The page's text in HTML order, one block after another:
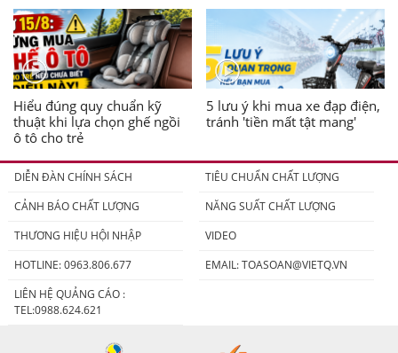
Hiểu đúng quy chuẩn kỹ
thuật khi lựa chọn ghế ngồi
ô tô cho trẻ
5 lưu ý khi mua xe đạp điện,
tránh 'tiền mất tật mang'
DIỄN ĐÀN CHÍNH SÁCH
TIÊU CHUẨN CHẤT LƯỢNG
CẢNH BÁO CHẤT LƯỢNG
NĂNG SUẤT CHẤT LƯỢNG
THƯƠNG HIỆU HỘI NHẬP
VIDEO
HOTLINE: 0963.806.677
EMAIL:TOASOAN@VIETQ.VN
LIÊN HỆ QUẢNG CÁO :
TEL:0988.624.621